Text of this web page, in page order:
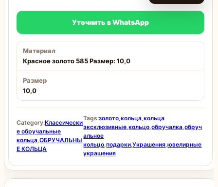
Уточнить в WhatsApp
Материал
Красное золото 585 Размер: 10,0
Размер
10,0
Category:Классически
е обручальные
кольца,ОБРУЧАЛЬНЫ
Е КОЛЬЦА
Tags:золото,кольца,кольца
эксклюзивные,кольцо,обручалка,обруч
альное
кольцо,подарки,Украшения,ювелирные
украшения